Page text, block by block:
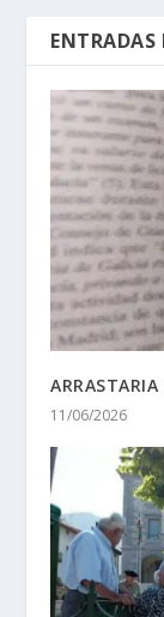
ENTRADAS
11/06/2026